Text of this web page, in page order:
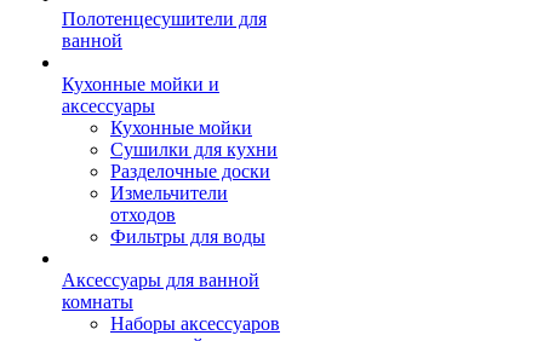
Полотенцесушители для
ванной
Кухонные мойки и
аксессуары
Кухонные мойки
Сушилки для кухни
Разделочные доски
Измельчители
отходов
Фильтры для воды
Аксессуары для ванной
комнаты
Наборы аксессуаров